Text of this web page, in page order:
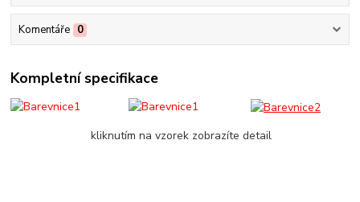
Komentáře 0
Kompletní specifikace
kliknutím na vzorek zobrazíte detail